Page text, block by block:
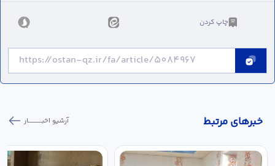
چاپ کردن
خبر‌های مرتبط آرشیو اخبـــــــــــار